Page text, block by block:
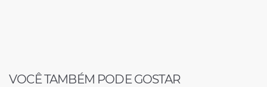
VOCÊ TAMBÉM PODE GOSTAR